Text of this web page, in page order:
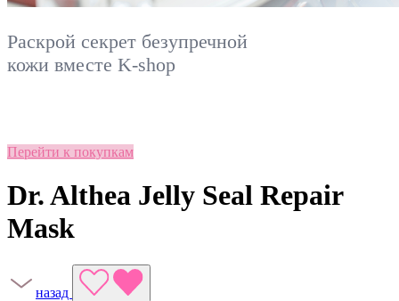
Раскрой секрет безупречной
кожи вместе K-shop
Перейти к покупкам
Dr. Althea Jelly Seal Repair
Mask
назад